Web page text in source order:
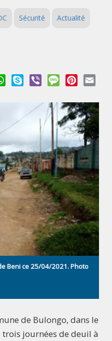
Sécurité Actualité
WhatsApp
Skype Viber MessagePinterest
Beni ce 25/04/2021. Photo
de Bulongo, dans le
journées de deuil à